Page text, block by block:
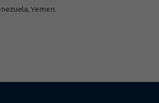
Yemen.